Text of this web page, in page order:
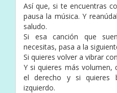
Así que, si te encuentras
pausa la música. Y
saludo.
Si esa canción que
necesitas, pasa a la
Si quieres volver a vibrar
Y si quieres más
el derecho y si quieres
izquierdo.